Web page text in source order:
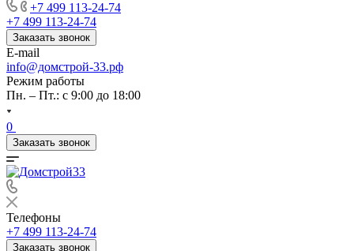
+7 499 113-24-74
+7 499 113-24-74
Заказать звонок
E-mail
info@домстрой-33.рф
Режим работы
Пн. – Пт.: с 9:00 до 18:00
0
Заказать звонок
Телефоны
+7 499 113-24-74
Заказать звонок